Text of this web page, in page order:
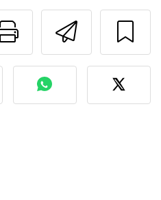
Imprimer
une
photo de